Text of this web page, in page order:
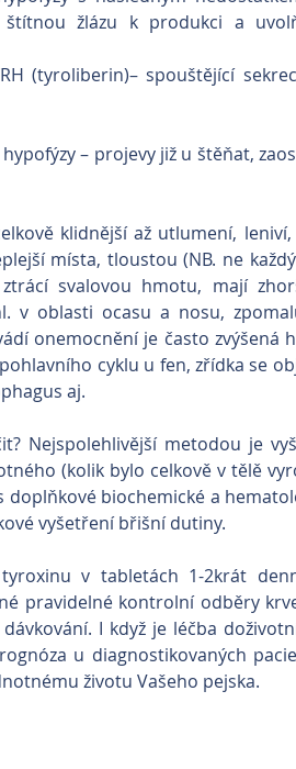
žlázu k produkci a
(tyroliberin)– spouštějící
– projevy již u štěňat,
klidnější až utlumení,
místa, tloustou (NB. ne
svalovou hmotu, mají
v oblasti ocasu a nosu,
onemocnění je často zvýšená
cyklu u fen, zřídka se
aj.
Nejspolehlivější metodou je
(kolik bylo celkově v tělě
doplňkové biochemické a
vyšetření břišní dutiny.
v tabletách 1-2krát
pravidelné kontrolní odběry
I když je léčba
u diagnostikovaných
životu Vašeho pejska.